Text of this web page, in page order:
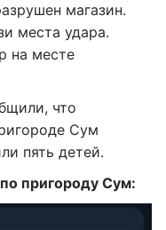
магазин.
места удара.
на месте
что
Сум
пять детей.
пригороду Сум: